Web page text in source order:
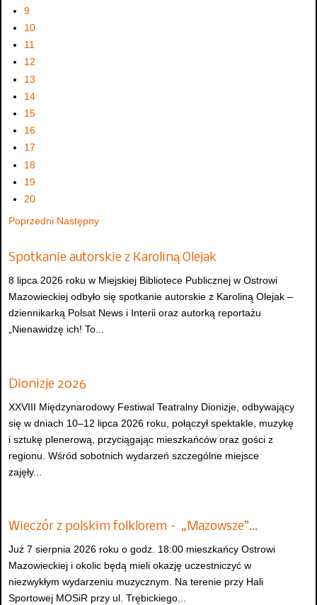
9
10
11
12
13
14
15
16
17
18
19
20
Poprzedni Następny
Spotkanie autorskie z Karoliną Olejak
8 lipca 2026 roku w Miejskiej Bibliotece Publicznej w Ostrowi
Mazowieckiej odbyło się spotkanie autorskie z Karoliną Olejak –
dziennikarką Polsat News i Interii oraz autorką reportażu
„Nienawidzę ich! To...
Dionizje 2026
XXVIII Międzynarodowy Festiwal Teatralny Dionizje, odbywający
się w dniach 10–12 lipca 2026 roku, połączył spektakle, muzykę
i sztukę plenerową, przyciągając mieszkańców oraz gości z
regionu. Wśród sobotnich wydarzeń szczególne miejsce
zajęły...
Wieczór z polskim folklorem – „Mazowsze”…
Już 7 sierpnia 2026 roku o godz. 18:00 mieszkańcy Ostrowi
Mazowieckiej i okolic będą mieli okazję uczestniczyć w
niezwykłym wydarzeniu muzycznym. Na terenie przy Hali
Sportowej MOSiR przy ul. Trębickiego...